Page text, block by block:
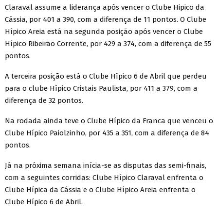
Claraval assume a liderança após vencer o Clube Hipico da
Cássia, por 401 a 390, com a diferença de 11 pontos. O Clube
Hípico Areia está na segunda posição após vencer o Clube
Hípico Ribeirão Corrente, por 429 a 374, com a diferença de 55
pontos.
A terceira posição está o Clube Hípico 6 de Abril que perdeu
para o clube Hípico Cristais Paulista, por 411 a 379, com a
diferença de 32 pontos.
Na rodada ainda teve o Clube Hípico da Franca que venceu o
Clube Hípico Paiolzinho, por 435 a 351, com a diferença de 84
pontos.
Já na próxima semana inícia-se as disputas das semi-finais,
com a seguintes corridas: Clube Hípico Claraval enfrenta o
Clube Hípica da Cássia e o Clube Hípico Areia enfrenta o
Clube Hípico 6 de Abril.